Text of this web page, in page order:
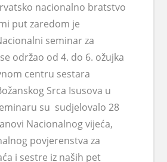
nacionalno bratstvo
put zaredom je
seminar za
održao od 4. do 6. ožujka
centru sestara
Srca Isusova u
su sudjelovalo 28
Nacionalnog vijeća,
povjerenstva za
i sestre iz naših pet